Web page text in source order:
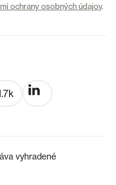
ochrany osobných údajov.
vyhradené